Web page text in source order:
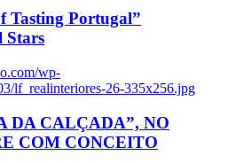
Tasting Portugal”
Stars
wp-
lf_realinteriores-26-335x256.jpg
DA CALÇADA”, NO
COM CONCEITO